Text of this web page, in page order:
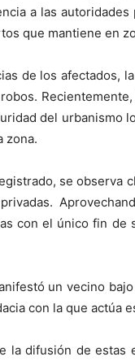
a las
que mantiene en
de los afectados,
del urbanismo
zona.
se observa
con el único fin
un vecino
con la que actúa
la difusión de estas